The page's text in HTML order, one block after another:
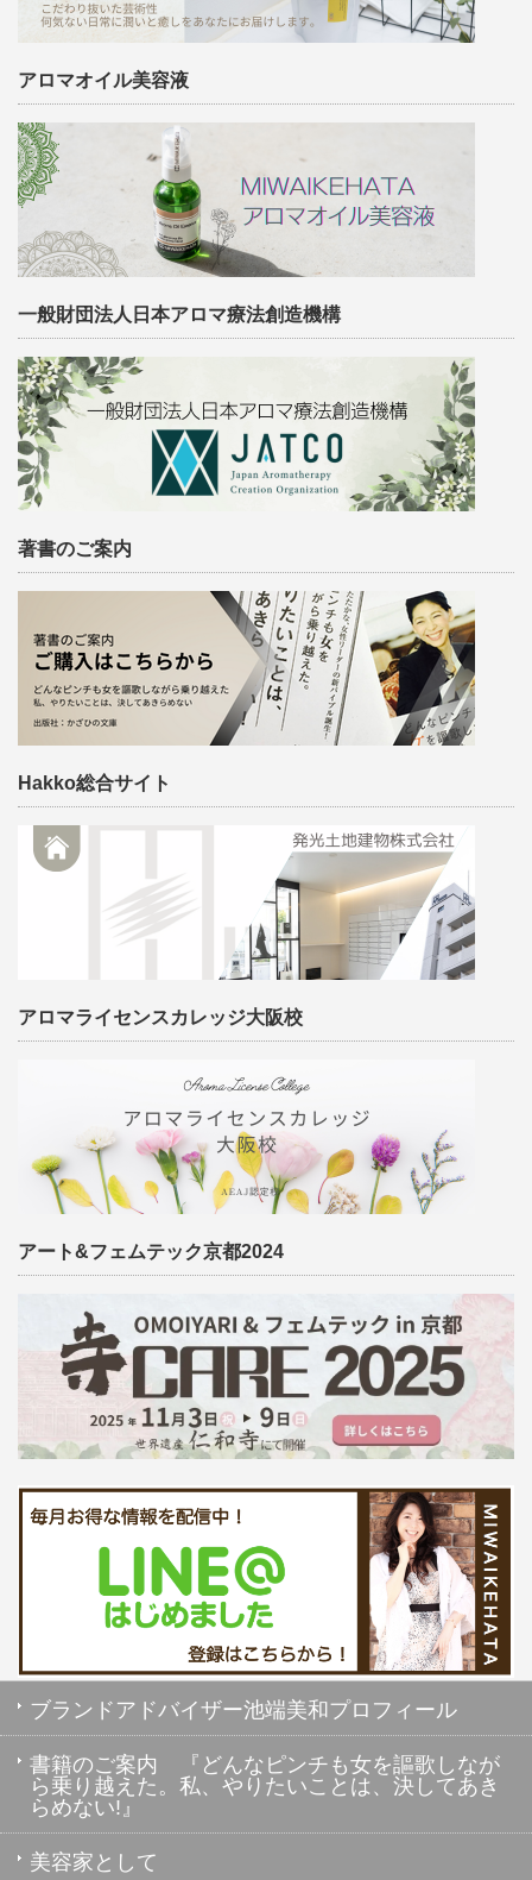
アロマオイル美容液
一般財団法人日本アロマ療法創造機構
著書のご案内
Hakko総合サイト
アロマライセンスカレッジ大阪校
アート&フェムテック京都2024
ブランドアドバイザー池端美和プロフィール
書籍のご案内 『どんなピンチも女を謳歌しなが
ら乗り越えた。私、やりたいことは、決してあき
らめない!』
美容家として